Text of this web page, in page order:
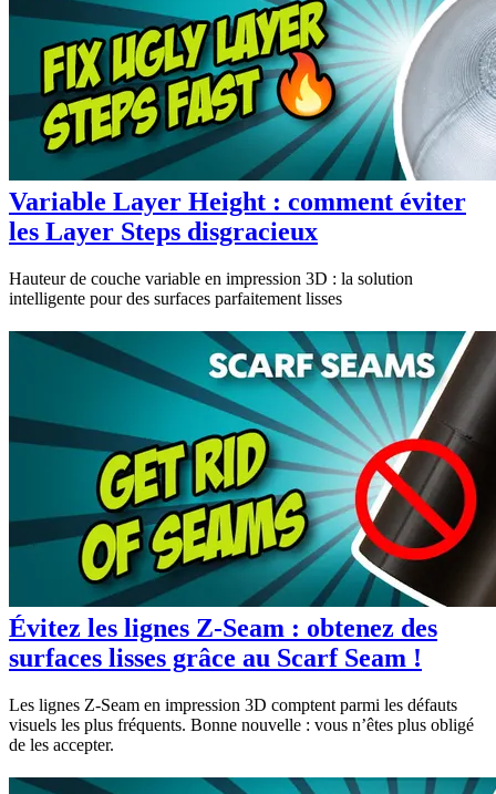
Variable Layer Height : comment éviter
les Layer Steps disgracieux
Hauteur de couche variable en impression 3D : la solution
intelligente pour des surfaces parfaitement lisses
Évitez les lignes Z-Seam : obtenez des
surfaces lisses grâce au Scarf Seam !
Les lignes Z-Seam en impression 3D comptent parmi les défauts
visuels les plus fréquents. Bonne nouvelle : vous n’êtes plus obligé
de les accepter.